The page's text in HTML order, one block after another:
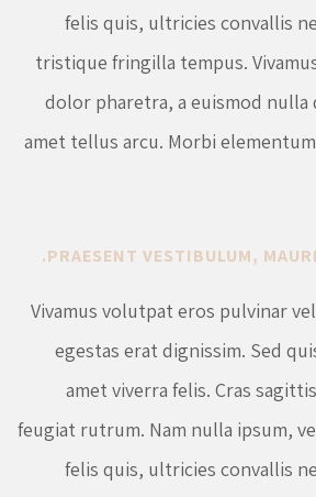
felis quis, ultricies convallis
tristique fringilla tempus.
dolor pharetra, a euismod nulla
amet tellus arcu. Morbi
PRAESENT VESTIBULUM,
Vivamus volutpat eros pulvinar
egestas erat dignissim. Sed
amet viverra felis. Cras
feugiat rutrum. Nam nulla ipsum,
felis quis, ultricies convallis